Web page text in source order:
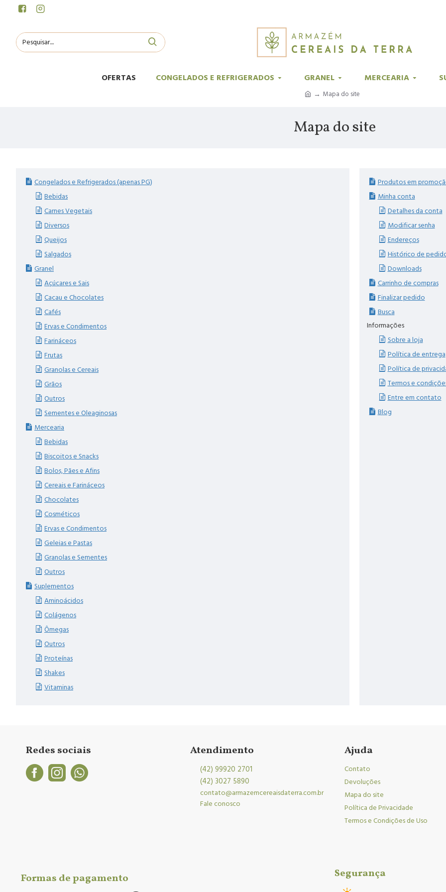
OFERTAS CONGELADOS E REFRIGERADOS GRANEL MERCEARIA
Mapa do site
Mapa do site
Congelados e Refrigerados (apenas PG)
Bebidas
Carnes Vegetais
Diversos
Queijos
Salgados
Granel
Açúcares e Sais
Cacau e Chocolates
Cafés
Ervas e Condimentos
Farináceos
Frutas
Granolas e Cereais
Grãos
Outros
Sementes e Oleaginosas
Mercearia
Bebidas
Biscoitos e Snacks
Bolos, Pães e Afins
Cereais e Farináceos
Chocolates
Cosméticos
Ervas e Condimentos
Geleias e Pastas
Granolas e Sementes
Outros
Suplementos
Aminoácidos
Colágenos
Ômegas
Outros
Proteínas
Shakes
Vitaminas
Produtos em
Minha conta
Detalhes da conta
Modificar senha
Endereços
Histórico de
Downloads
Carrinho de compras
Finalizar pedido
Busca
Informações
Sobre a loja
Política de entrega
Política de
Termos e
Entre em contato
Blog
Redes sociais Atendimento
(42) 99920 2701
(42) 3027 5890
contato@armazemcereaisdaterra.com.br
Fale conosco
Ajuda
Contato
Devoluções
Mapa do site
Política de Privacidade
Termos e Condições de Uso
Formas de pagamento Segurança